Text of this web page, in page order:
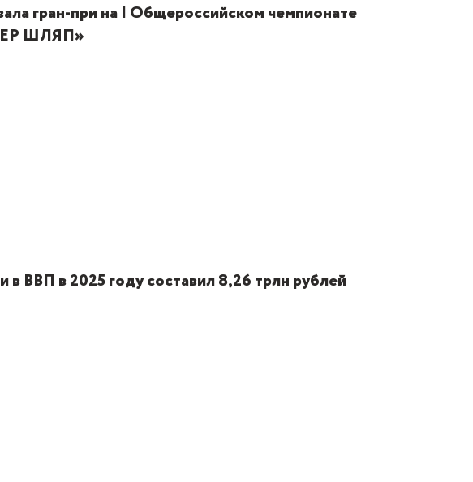
гран-при на I Общероссийском чемпионате
ШЛЯП»
в ВВП в 2025 году составил 8,26 трлн рублей